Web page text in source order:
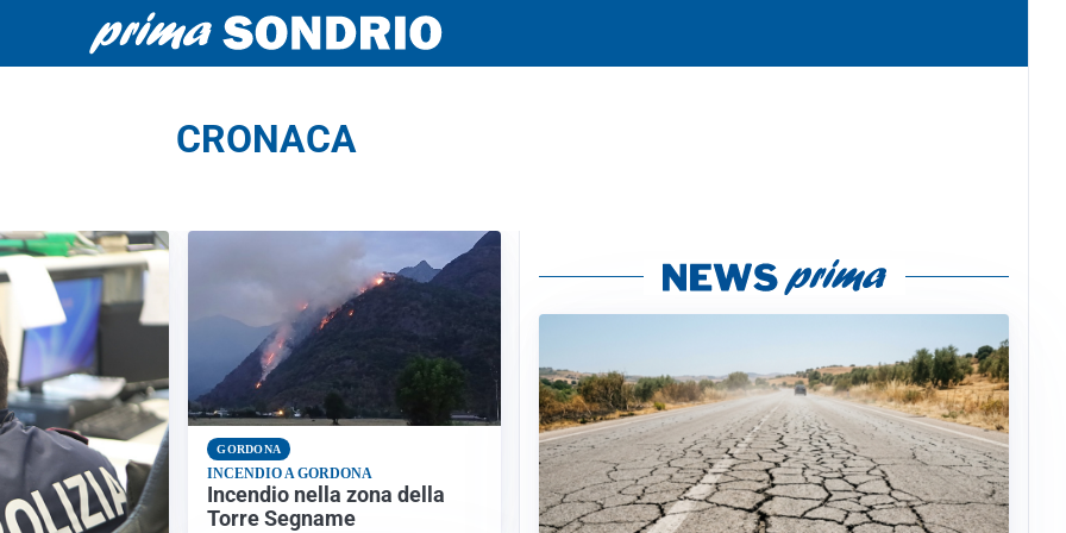
CRONACA
GORDONA
INCENDIO A GORDONA
Incendio nella zona della
Torre Segname